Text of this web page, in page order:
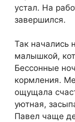
устал. На
завершился.
Так начались
малышкой,
Бессонные
кормления.
ощущала
уютная,
Павел чаще